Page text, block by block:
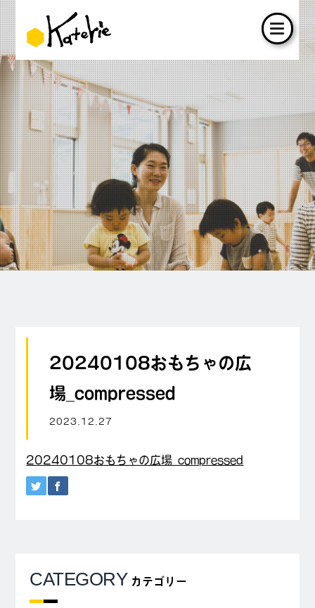
20240108おもちゃの広
場_compressed
2023.12.27
20240108おもちゃの広場_compressed
CATEGORY カテゴリー